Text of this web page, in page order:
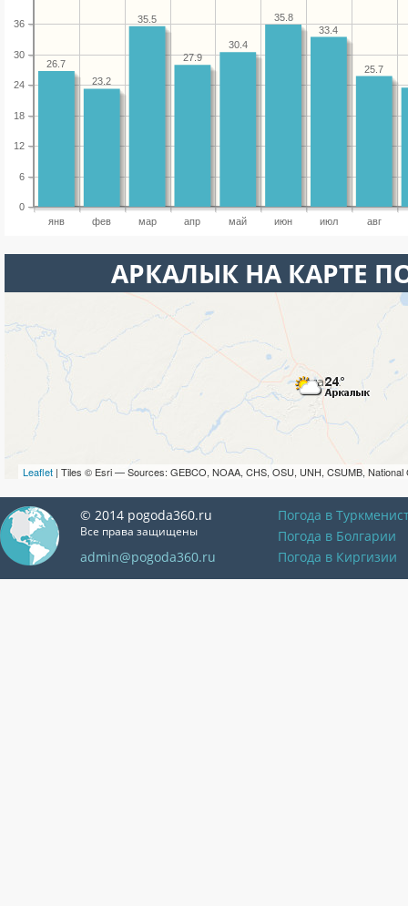
янв фев мар апр май июн июл авг
0
6
12
18
24
30
36
25.7
33.4
35.8
30.4
27.9
35.5
23.2
26.7
АРКАЛЫК НА КАРТЕ
Leaflet | Tiles © Esri — Sources: GEBCO, NOAA, CHS, OSU, UNH, CSUMB, National
© 2014 pogoda360.ru
Все права защищены
admin@pogoda360.ru
Погода в
Погода в Болгарии
Погода в Киргизии